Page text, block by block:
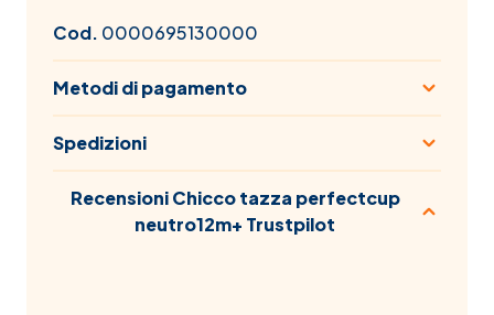
Cod. 0000695130000
Metodi di pagamento
Spedizioni
Recensioni Chicco tazza perfectcup
neutro12m+ Trustpilot